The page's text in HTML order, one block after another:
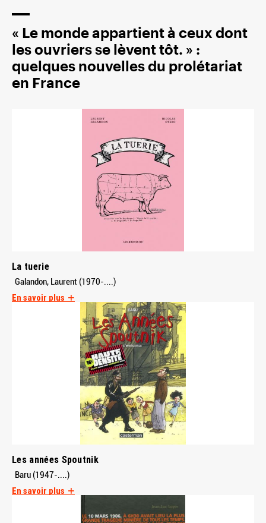
« Le monde appartient à ceux dont
les ouvriers se lèvent tôt. » :
quelques nouvelles du prolétariat
en France
La tuerie
Galandon, Laurent (1970-....)
En savoir plus
Les années Spoutnik
Baru (1947-....)
En savoir plus